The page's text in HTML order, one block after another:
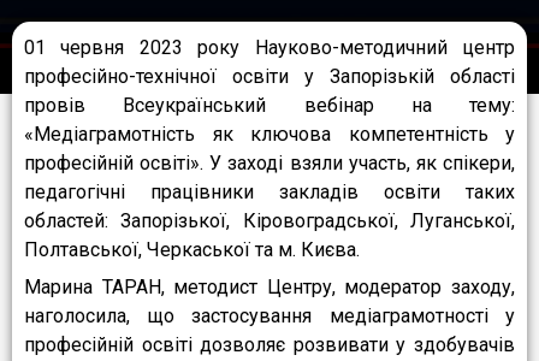
01 червня 2023 року Науково-методичний центр
професійно-технічної освіти у Запорізькій області
провів Всеукраїнський вебінар на тему:
«Медіаграмотність як ключова компетентність у
професійній освіті». У заході взяли участь, як спікери,
педагогічні працівники закладів освіти таких
областей: Запорізької, Кіровоградської, Луганської,
Полтавської, Черкаської та м. Києва.
Марина ТАРАН, методист Центру, модератор заходу,
наголосила, що застосування медіаграмотності у
професійній освіті дозволяє розвивати у здобувачів